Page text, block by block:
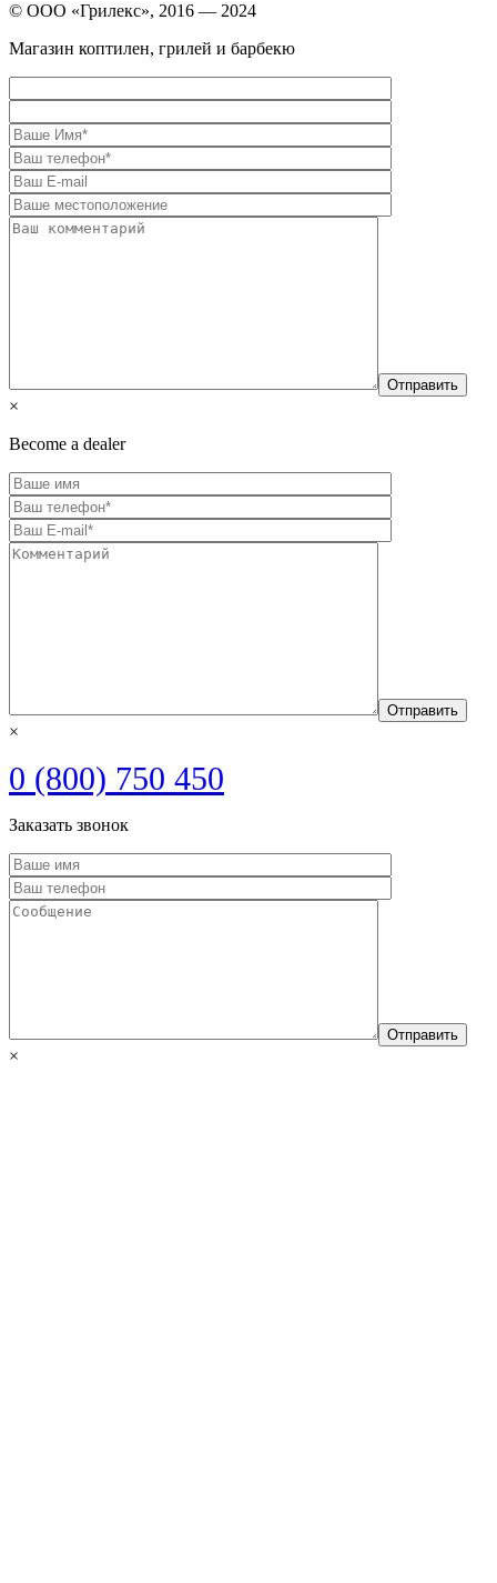
© ООО «Грилекс», 2016 — 2024
Магазин коптилен, грилей и барбекю
×
Become a dealer
×
0 (800) 750 450
Заказать звонок
×